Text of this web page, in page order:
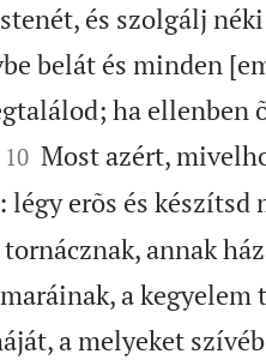
és szolgálj
belát és minden
ha ellenben

10 Most azért,
erõs és készítsd
annak
a kegyelem
a melyeket